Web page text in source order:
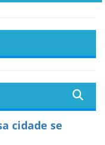
cidade se